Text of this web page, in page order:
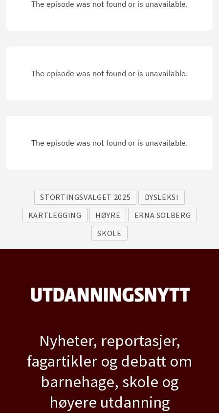
STORTINGSVALGET 2025
DYSLEKSI
KARTLEGGING
HØYRE
ERNA SOLBERG
SKOLE
Nyheter, reportasjer,
fagartikler og debatt om
barnehage, skole og
høyere utdanning